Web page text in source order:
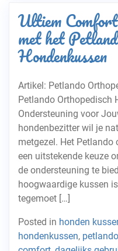
Ultiem
met het
Hondenkussen
Artikel: Petlando
Petlando Orthopedisch
Ondersteuning voor
hondenbezitter wil je
metgezel. Het
een uitstekende keuze
de ondersteuning te
hoogwaardige kussen
tegemoet […]
Posted in honden
hondenkussen, petlando